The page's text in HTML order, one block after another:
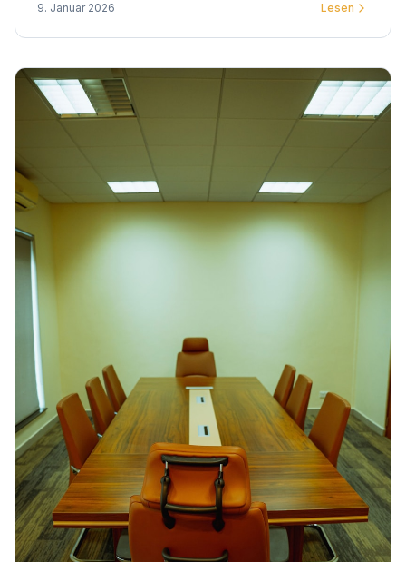
bedeutet – Untersuchung, Bewertung, Meldepflicht
9. Januar 2026 Lesen